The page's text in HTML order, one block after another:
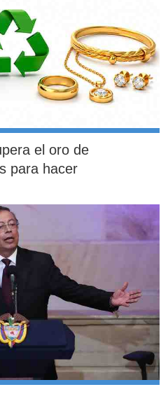
el oro de
para hacer